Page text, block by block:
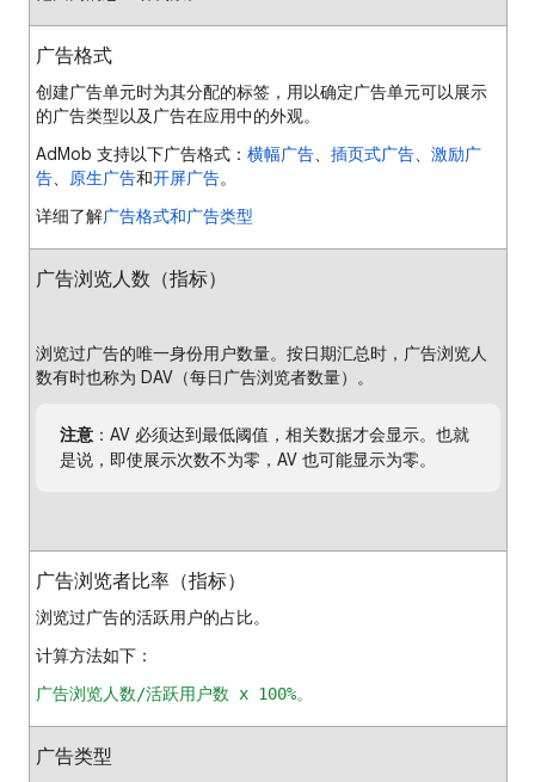
广告格式
创建广告单元时为其分配的标签，用以确定广告单元可以展示
的广告类型以及广告在应用中的外观。
AdMob 支持以下广告格式： 横幅广告、 插页式广告、 激励广
告、 原生广告和开屏广告。
详细了解广告格式和广告类型
广告浏览人数（指标）
浏览过广告的唯一身份用户数量。按日期汇总时，广告浏览人
数有时也称为 DAV（每日广告浏览者数量）。
注意 ：AV 必须达到最低阈值，相关数据才会显示。也就
是说，即使展示次数不为零，AV 也可能显示为零。
广告浏览者比率（指标）
浏览过广告的活跃用户的占比。
计算方法如下：
广告浏览人数/活跃用户数 x 100%。
广告类型